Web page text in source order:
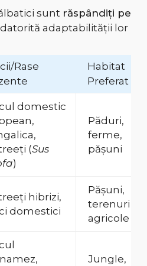
sunt răspândiți pe
datorită adaptabilității lor
Rase
Habitat
Preferat
domestic
(Sus
)
Păduri,
ferme,
pășuni
hibrizi,
domestici
Pășuni,
terenuri
agricole
Jungle,